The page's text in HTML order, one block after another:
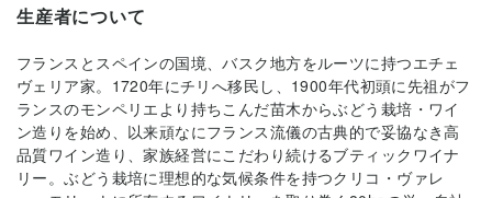
生産者について
フランスとスペインの国境、バスク地方をルーツに持つエチェ
ヴェリア家。1720年にチリへ移民し、1900年代初頭に先祖がフ
ランスのモンペリエより持ちこんだ苗木からぶどう栽培・ワイ
ン造りを始め、以来頑なにフランス流儀の古典的で妥協なき高
品質ワイン造り、家族経営にこだわり続けるブティックワイナ
リー。ぶどう栽培に理想的な気候条件を持つクリコ・ヴァレ